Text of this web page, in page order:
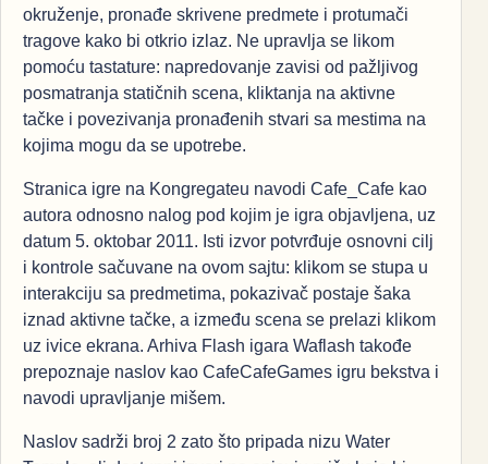
okruženje, pronađe skrivene predmete i protumači
tragove kako bi otkrio izlaz. Ne upravlja se likom
pomoću tastature: napredovanje zavisi od pažljivog
posmatranja statičnih scena, kliktanja na aktivne
tačke i povezivanja pronađenih stvari sa mestima na
kojima mogu da se upotrebe.
Stranica igre na Kongregateu navodi Cafe_Cafe kao
autora odnosno nalog pod kojim je igra objavljena, uz
datum 5. oktobar 2011. Isti izvor potvrđuje osnovni cilj
i kontrole sačuvane na ovom sajtu: klikom se stupa u
interakciju sa predmetima, pokazivač postaje šaka
iznad aktivne tačke, a između scena se prelazi klikom
uz ivice ekrana. Arhiva Flash igara Waflash takođe
prepoznaje naslov kao CafeCafeGames igru bekstva i
navodi upravljanje mišem.
Naslov sadrži broj 2 zato što pripada nizu Water